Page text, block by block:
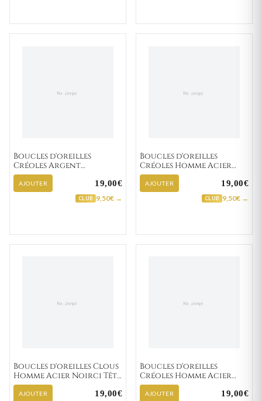
Boucles d'oreilles
Créoles Argent
Danwantee
AJOUTER 19,00€
CLUB 9,50€ →
Boucles d'oreilles
Créoles Homme Acier
Antonietto IP noir
Diamètre 13mm
AJOUTER 19,00€
CLUB 9,50€ →
Boucles d'oreilles Clous
Homme Acier Noirci Tête
de Mort
AJOUTER 19,00€
Boucles d'oreilles
Créoles Homme Acier
noir Tête de Mort Ø
14mm
AJOUTER 19,00€